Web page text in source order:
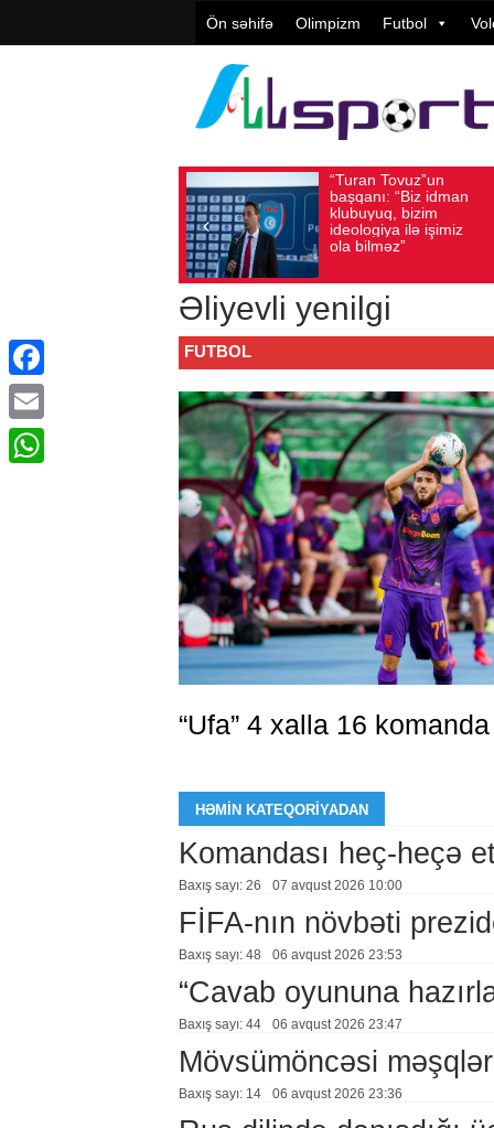
Ön səhifə Olimpizm Futbol
başqanı: “Biz idman
klubuyuq, bizim
ideologiya ilə işimiz
ola bilməz”
Baxış sayı: 187 Avqust 05, 2026
Əliyevli yenilgi
FUTBOL
“Ufa” 4 xalla 16
HƏMIN KATEQORIYADAN
Komandası heç-heçə
Baxış sayı: 26 07 avqust 2026 10:00
FİFA-nın növbəti
Baxış sayı: 48 06 avqust 2026 23:53
“Cavab oyununa
Baxış sayı: 44 06 avqust 2026 23:47
Mövsümöncəsi
Baxış sayı: 14 06 avqust 2026 23:36
Facebook
Email